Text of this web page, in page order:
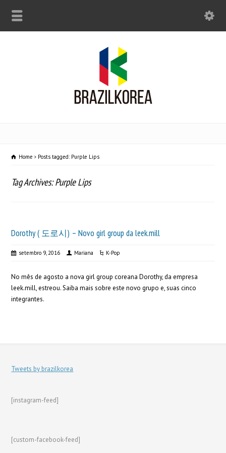
Home Posts tagged: Purple Lips
Tag Archives: Purple Lips
Dorothy ( 도로시) – Novo girl group da leek.mill
setembro 9, 2016 Mariana K-Pop
No mês de agosto a nova girl group coreana Dorothy, da empresa
leek.mill, estreou. Saiba mais sobre este novo grupo e, suas cinco
integrantes.
Tweets by brazilkorea
[instagram-feed]
[custom-facebook-feed]